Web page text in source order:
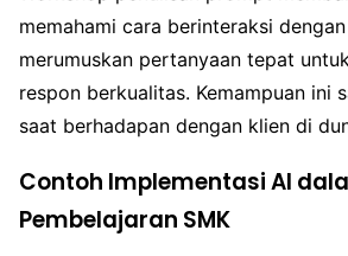
memahami cara berinteraksi
merumuskan pertanyaan tepat
respon berkualitas. Kemampuan ini
saat berhadapan dengan klien di
Contoh Implementasi AI
Pembelajaran SMK